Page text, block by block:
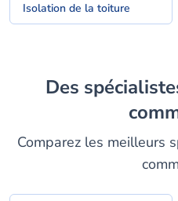
Isolation de la toiture
Des spécialistes dans d’autres
Comparez les meilleurs